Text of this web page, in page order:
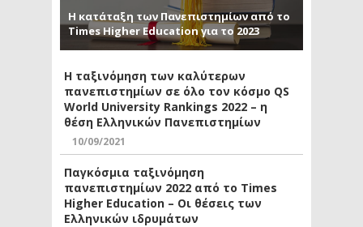
Η κατάταξη των Πανεπιστημίων από το
Times Higher Education για το 2023
Η ταξινόμηση των καλύτερων
πανεπιστημίων σε όλο τον κόσμο QS
World University Rankings 2022 – η
θέση Ελληνικών Πανεπιστημίων
10/09/2021
Παγκόσμια ταξινόμηση
πανεπιστημίων 2022 από το Times
Higher Education – Οι θέσεις των
Ελληνικών ιδρυμάτων